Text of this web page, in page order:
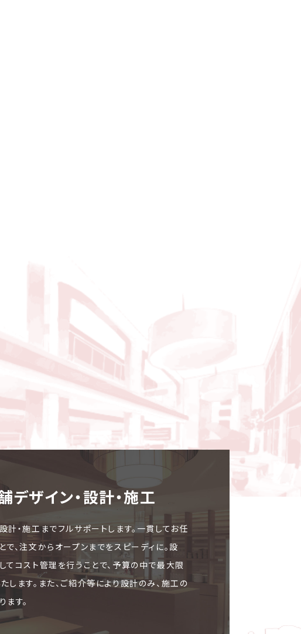
デザイン・設計・施⼯
計・施工までフルサポートします。一貫してお任
で、注文からオープンまでをスピーディに。設
てコスト管理を行うことで、予算の中で最大限
します。また、ご紹介等により設計のみ、施工の
ます。